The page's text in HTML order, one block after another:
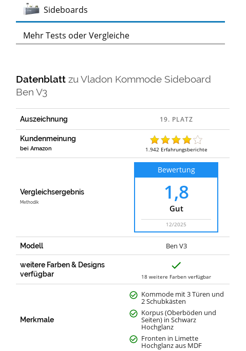
Sideboards
Mehr Tests oder Vergleiche
DatenblattzuVladon Kommode Sideboard
Ben V3
Auszeichnung
Kundenmeinung
bei Amazon 1.942 Erfahrungsberichte
Vergleichsergebnis
Methodik
Bewertung
1,8
Gut
12/2025
Modell Ben V3
weitere Farben & Designs
verfügbar
18 weitere Farben verfügbar
Merkmale
Kommode mit 3 Türen und
2 Schubkästen
Korpus (Oberböden und
Seiten) in Schwarz
Hochglanz
Fronten in Limette
Hochglanz aus MDF